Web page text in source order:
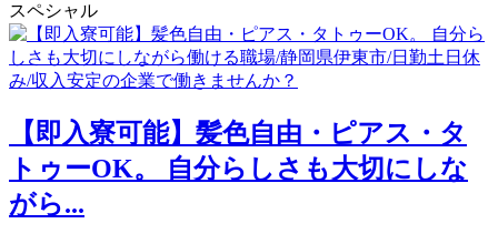
スペシャル
【即入寮可能】髪色自由・ピアス・タ
トゥーOK。 自分らしさも大切にしな
がら...